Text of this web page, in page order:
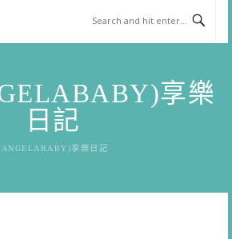
享樂
日記
享樂日記